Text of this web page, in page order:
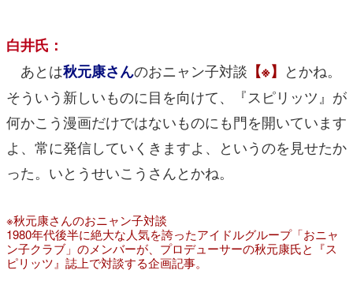
白井氏：
あとは秋元康さんのおニャン子対談 【※】 とかね。
そういう新しいものに目を向けて、『スピリッツ』が
何かこう漫画だけではないものにも門を開いています
よ、常に発信していくきますよ、というのを見せたか
った。いとうせいこうさんとかね。
※秋元康さんのおニャン子対談
1980年代後半に絶大な人気を誇ったアイドルグループ「おニャ
ン子クラブ」のメンバーが、プロデューサーの秋元康氏と『ス
ピリッツ』誌上で対談する企画記事。